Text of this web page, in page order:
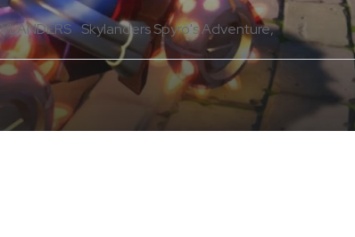
Skylanders Spyro's Adventure